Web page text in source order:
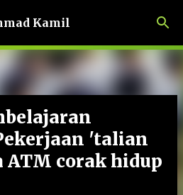
kandungan utama
Kamil
'talian
ATM corak hidup